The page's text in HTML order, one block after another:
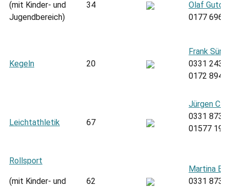
(mit Kinder- und
Jugendbereich)
34
Olaf
0177
Kegeln 20
Frank
0331
0172
Leichtathletik 67
Jürgen
0331
01577
Rollsport
(mit Kinder- und
62
Martina
0331